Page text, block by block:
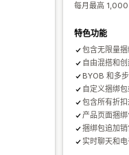
每月最高
特色功能
包含无限量
自由混搭和
BYOB 和多
自定义捆绑
包含所有折
产品页面捆
捆绑包追加
实时聊天和